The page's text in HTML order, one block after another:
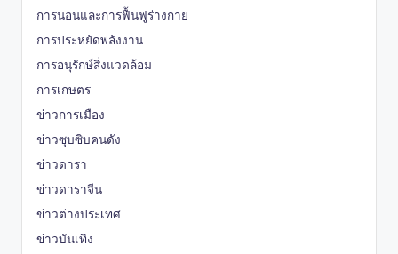
การนอนและการฟื้นฟูร่างกาย
การประหยัดพลังงาน
การอนุรักษ์สิ่งแวดล้อม
การเกษตร
ข่าวการเมือง
ข่าวซุบซิบคนดัง
ข่าวดารา
ข่าวดาราจีน
ข่าวต่างประเทศ
ข่าวบันเทิง